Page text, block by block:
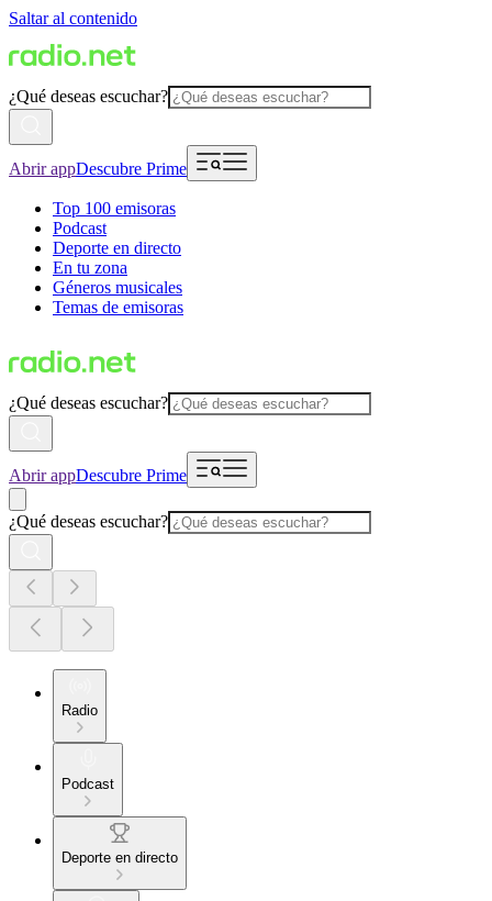
Saltar al contenido
¿Qué deseas escuchar?
Abrir appDescubre Prime
Top 100 emisoras
Podcast
Deporte en directo
En tu zona
Géneros musicales
Temas de emisoras
¿Qué deseas escuchar?
Abrir appDescubre Prime
¿Qué deseas escuchar?
Radio
Podcast
Deporte en directo